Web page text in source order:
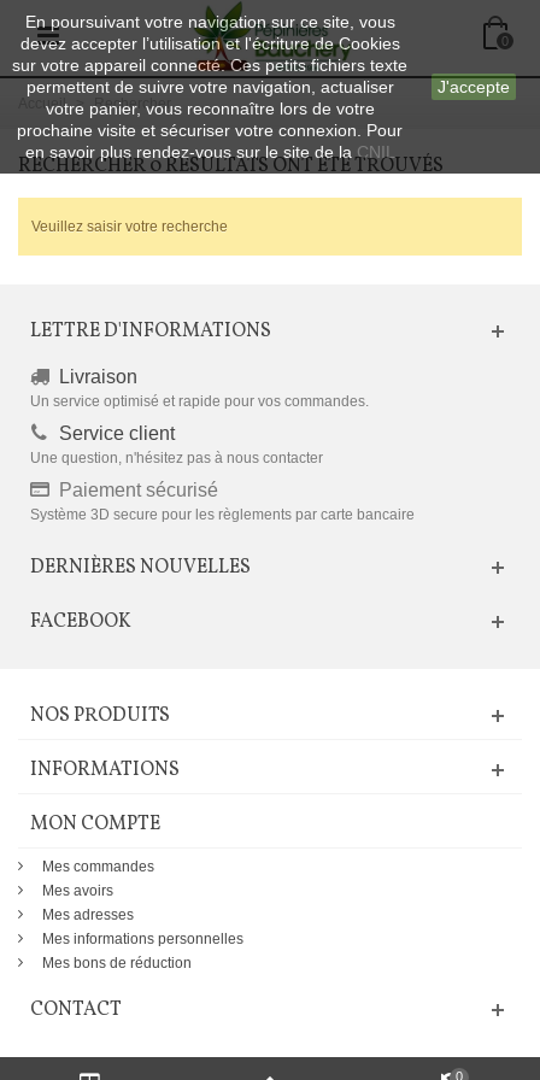
En poursuivant votre navigation sur ce site, vous
devez accepter l’utilisation et l'écriture de Cookies
sur votre appareil connecté. Ces petits fichiers texte
permettent de suivre votre navigation, actualiser
votre panier, vous reconnaître lors de votre
prochaine visite et sécuriser votre connexion. Pour
en savoir plus rendez-vous sur le site de la CNIL
J'accepte
0
Accueil > Rechercher
RECHERCHER0 RÉSULTATS ONT ÉTÉ TROUVÉS
Veuillez saisir votre recherche
LETTRE D'INFORMATIONS
Livraison
Un service optimisé et rapide pour vos commandes.
Service client
Une question, n'hésitez pas à nous contacter
Paiement sécurisé
Système 3D secure pour les règlements par carte bancaire
DERNIÈRES NOUVELLES
FACEBOOK
NOS PRODUITS
INFORMATIONS
MON COMPTE
Mes commandes
Mes avoirs
Mes adresses
Mes informations personnelles
Mes bons de réduction
CONTACT
0